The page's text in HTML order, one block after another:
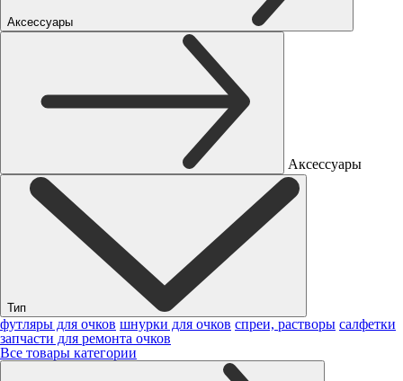
Аксессуары
Аксессуары
Тип
футляры для очков шнурки для очков спреи, растворы салфетки
запчасти для ремонта очков
Все товары категории